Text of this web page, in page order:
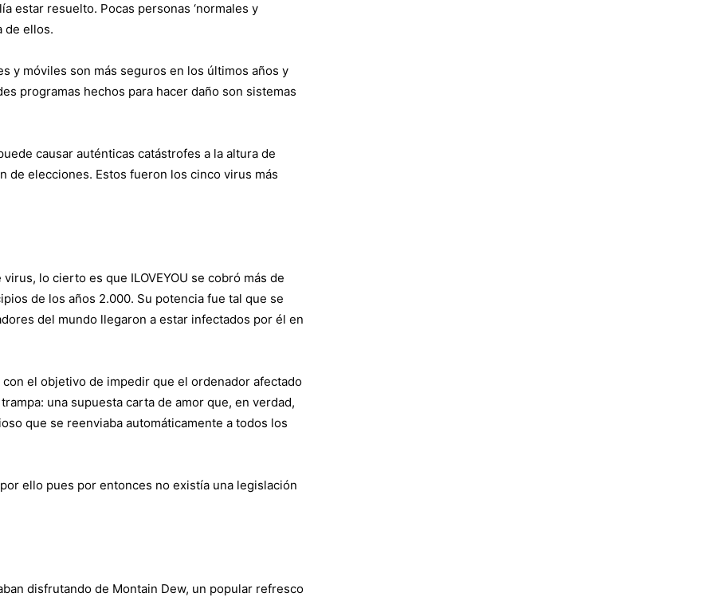
estar resuelto. Pocas personas ‘normales y
de ellos.
y móviles son más seguros en los últimos años y
programas hechos para hacer daño son sistemas
causar auténticas catástrofes a la altura de
de elecciones. Estos fueron los cinco virus más
lo cierto es que ILOVEYOU se cobró más de
de los años 2.000. Su potencia fue tal que se
del mundo llegaron a estar infectados por él en
el objetivo de impedir que el ordenador afectado
una supuesta carta de amor que, en verdad,
que se reenviaba automáticamente a todos los
ello pues por entonces no existía una legislación
disfrutando de Montain Dew, un popular refresco